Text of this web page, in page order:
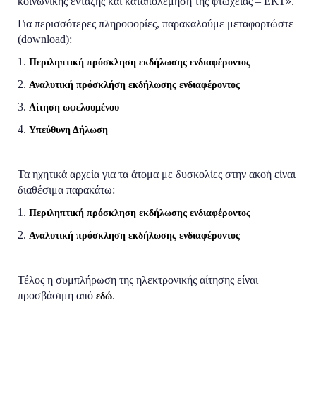
Για περισσότερες πληροφορίες, παρακαλούμε μεταφορτώστε
(download):
1. Περιληπτική πρόσκληση εκδήλωσης ενδιαφέροντος
2. Αναλυτική πρόσκλήση εκδήλωσης ενδιαφέροντος
3. Αίτηση ωφελουμένου
4. Υπεύθυνη Δήλωση
Τα ηχητικά αρχεία για τα άτομα με δυσκολίες στην ακοή είναι
διαθέσιμα παρακάτω:
1. Περιληπτική πρόσκληση εκδήλωσης ενδιαφέροντος
2. Αναλυτική πρόσκληση εκδήλωσης ενδιαφέροντος
Τέλος η συμπλήρωση της ηλεκτρονικής αίτησης είναι
προσβάσιμη από εδώ.